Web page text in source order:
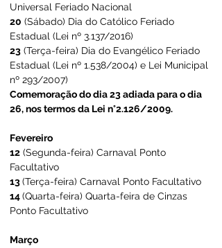
Universal Feriado Nacional
20 (Sábado) Dia do Católico Feriado
Estadual (Lei nº 3.137/2016)
23 (Terça-feira) Dia do Evangélico Feriado
Estadual (Lei nº 1.538/2004) e Lei Municipal
nº 293/2007)
Comemoração do dia 23 adiada para o dia
26, nos termos da Lei n°2.126/2009.
Fevereiro
12 (Segunda-feira) Carnaval Ponto
Facultativo
13 (Terça-feira) Carnaval Ponto Facultativo
14 (Quarta-feira) Quarta-feira de Cinzas
Ponto Facultativo
Março